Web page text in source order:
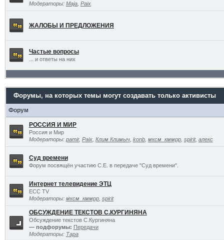
Модераторы: Maja, Paix
ЖАЛОБЫ И ПРЕДЛОЖЕНИЯ
Частые вопросы
... и ответы на них
Форумы, на которых темы могут создавать только активисты
Форум
РОССИЯ И МИР
Россия и Мир
Модераторы: pamir, Paix, Клим Климыч, konb, мксм_кммрр, spirit, алекс
Суд времени
Форум посвящён участию С.Е. в передаче "Суд времени".
Интернет телевидение ЭТЦ
ECC TV
Модераторы: мксм_кммрр, spirit
ОБСУЖДЕНИЕ ТЕКСТОВ С.КУРГИНЯНА
Обсуждение текстов С.Кургиняна
— подфорумы: Передачи
Модераторы: Тара